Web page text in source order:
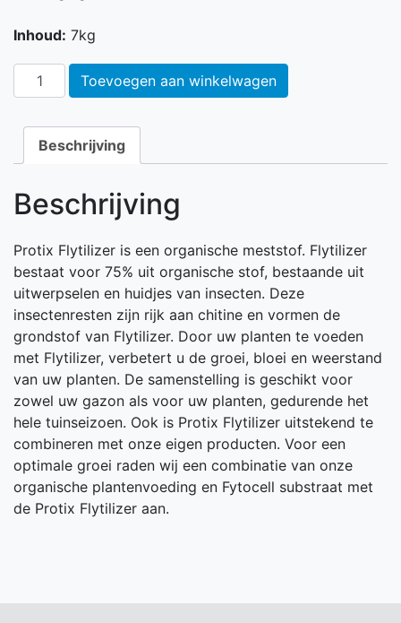
Inhoud: 7kg
Protix Flytilizer aantal
Toevoegen aan winkelwagen
Beschrijving
Beschrijving
Protix Flytilizer is een organische meststof. Flytilizer
bestaat voor 75% uit organische stof, bestaande uit
uitwerpselen en huidjes van insecten. Deze
insectenresten zijn rijk aan chitine en vormen de
grondstof van Flytilizer. Door uw planten te voeden
met Flytilizer, verbetert u de groei, bloei en weerstand
van uw planten. De samenstelling is geschikt voor
zowel uw gazon als voor uw planten, gedurende het
hele tuinseizoen. Ook is Protix Flytilizer uitstekend te
combineren met onze eigen producten. Voor een
optimale groei raden wij een combinatie van onze
organische plantenvoeding en Fytocell substraat met
de Protix Flytilizer aan.